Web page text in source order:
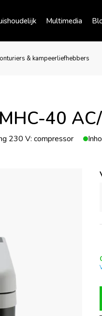
Multimedia
& kampeerliefhebbers
40
230 V: compressor